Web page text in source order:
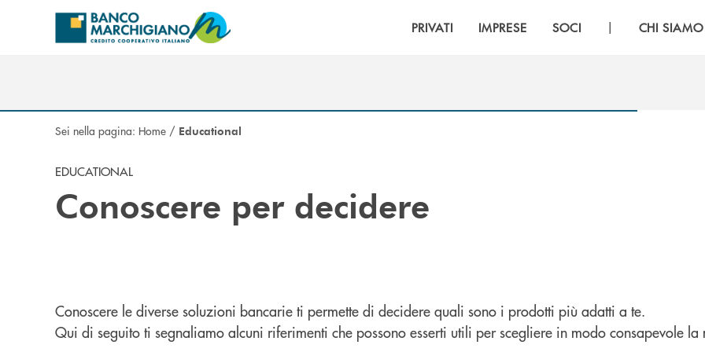
Salta al contenuto principale
PRIVATI IMPRESE SOCI | CHI SIAMO
Sei nella pagina: Home / Educational
EDUCATIONAL
Conoscere per decidere
Conoscere le diverse soluzioni bancarie ti permette di decidere quali sono i prodotti più adatti a te.
Qui di seguito ti segnaliamo alcuni riferimenti che possono esserti utili per scegliere in modo consapevole